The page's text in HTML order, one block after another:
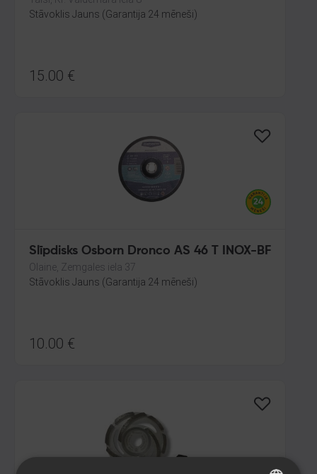
Stāvoklis Jauns (Garantija 24 mēneši)
15.00 €
Slīpdisks Osborn Dronco AS 46 T INOX-BF
Olaine, Zemgales iela 37
Stāvoklis Jauns (Garantija 24 mēneši)
10.00 €